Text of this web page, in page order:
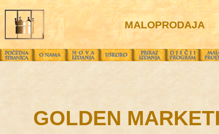
MALOPRODAJA
GOLDEN